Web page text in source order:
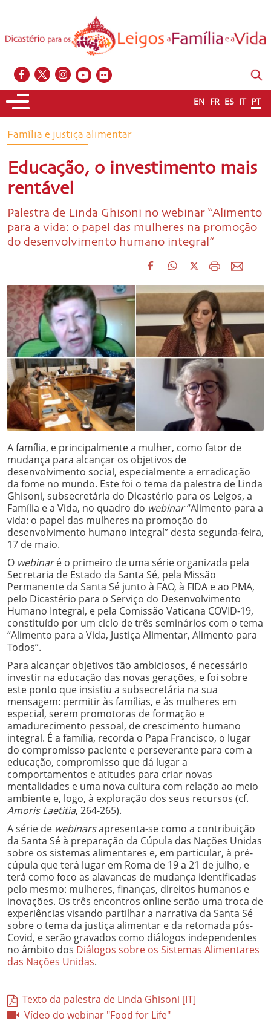
EN FR ES IT PT
Família e justiça alimentar
Educação, o investimento mais
rentável
Palestra de Linda Ghisoni no webinar “Alimento
para a vida: o papel das mulheres na promoção
do desenvolvimento humano integral”
A família, e principalmente a mulher, como fator de
mudança para alcançar os objetivos de
desenvolvimento social, especialmente a erradicação
da fome no mundo. Este foi o tema da palestra de Linda
Ghisoni, subsecretária do Dicastério para os Leigos, a
Família e a Vida, no quadro do webinar“Alimento para a
vida: o papel das mulheres na promoção do
desenvolvimento humano integral” desta segunda-feira,
17 de maio.
O webinaré o primeiro de uma série organizada pela
Secretaria de Estado da Santa Sé, pela Missão
Permanente da Santa Sé junto à FAO, à FIDA e ao PMA,
pelo Dicastério para o Serviço do Desenvolvimento
Humano Integral, e pela Comissão Vaticana COVID-19,
constituído por um ciclo de três seminários com o tema
“Alimento para a Vida, Justiça Alimentar, Alimento para
Todos”.
Para alcançar objetivos tão ambiciosos, é necessário
investir na educação das novas gerações, e foi sobre
este ponto que insistiu a subsecretária na sua
mensagem: permitir às famílias, e às mulheres em
especial, serem promotoras de formação e
amadurecimento pessoal, de crescimento humano
integral. É a família, recorda o Papa Francisco, o lugar
do compromisso paciente e perseverante para com a
educação, compromisso que dá lugar a
comportamentos e atitudes para criar novas
mentalidades e uma nova cultura com relação ao meio
ambiente e, logo, à exploração dos seus recursos (cf.
Amoris Laetitia, 264-265).
A série de webinarsapresenta-se como a contribuição
da Santa Sé à preparação da Cúpula das Nações Unidas
sobre os sistemas alimentares e, em particular, à pré-
cúpula que terá lugar em Roma de 19 a 21 de julho, e
terá como foco as alavancas de mudança identificadas
pelo mesmo: mulheres, finanças, direitos humanos e
inovações. Os três encontros online serão uma troca de
experiências visando partilhar a narrativa da Santa Sé
sobre o tema da justiça alimentar e da retomada pós-
Covid, e serão gravados como diálogos independentes
no âmbito dos Diálogos sobre os Sistemas Alimentares
das Nações Unidas.
Texto da palestra de Linda Ghisoni [IT]
Vídeo do webinar "Food for Life"